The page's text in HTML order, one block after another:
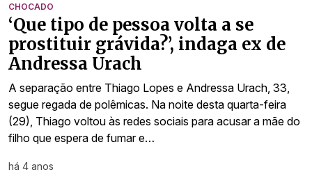
CHOCADO
‘Que tipo de pessoa volta a se
prostituir grávida?’, indaga ex de
Andressa Urach
A separação entre Thiago Lopes e Andressa Urach, 33,
segue regada de polêmicas. Na noite desta quarta-feira
(29), Thiago voltou às redes sociais para acusar a mãe do
filho que espera de fumar e…
há 4 anos